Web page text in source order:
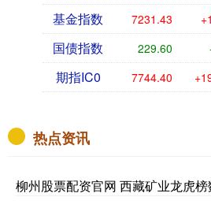
基金指数 7231.43
国债指数 229.60
期指IC0 7744.40
热点资讯
柳州股票配资官网 西藏矿业龙虎榜